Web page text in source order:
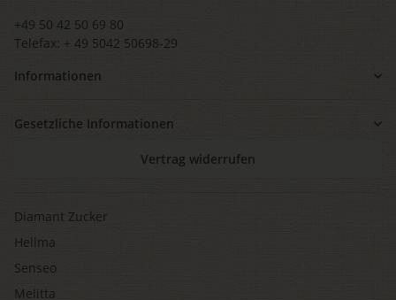
+49 50 42 50 69 80
Telefax: + 49 5042 50698-29
Informationen
Gesetzliche Informationen
Vertrag widerrufen
Diamant Zucker
Hellma
Senseo
Melitta